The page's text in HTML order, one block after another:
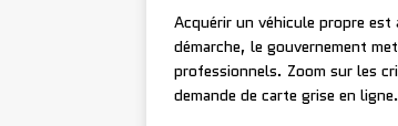
Acquérir un véhicule propre
démarche, le gouvernement
professionnels. Zoom sur les
demande de carte grise en ligne.